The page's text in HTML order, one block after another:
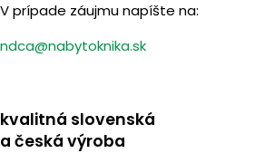
V prípade záujmu napíšte na:
ndca@nabytoknika.sk
kvalitná slovenská
a česká výroba